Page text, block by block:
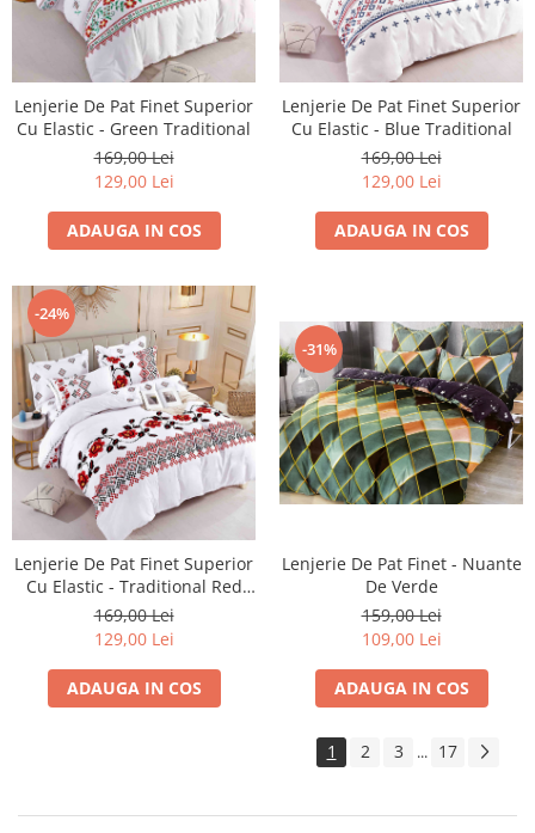
Lenjerie De Pat Finet Superior
Cu Elastic - Green Traditional
169,00 Lei
129,00 Lei
ADAUGA IN COS
Lenjerie De Pat Finet Superior
Cu Elastic - Blue Traditional
169,00 Lei
129,00 Lei
ADAUGA IN COS
-24%
Lenjerie De Pat Finet Superior
Cu Elastic - Traditional Red
Flowers
169,00 Lei
129,00 Lei
ADAUGA IN COS
-31%
Lenjerie De Pat Finet - Nuante
De Verde
159,00 Lei
109,00 Lei
ADAUGA IN COS
1 2 3 ... 17